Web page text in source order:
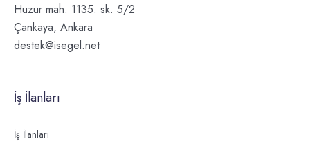
Huzur mah. 1135. sk. 5/2
Çankaya, Ankara
destek@isegel.net
İş İlanları
İş İlanları